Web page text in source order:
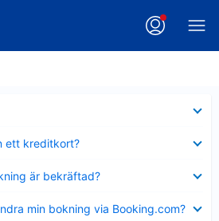
ett kreditkort?
är bekräftad?
min bokning via Booking.com?